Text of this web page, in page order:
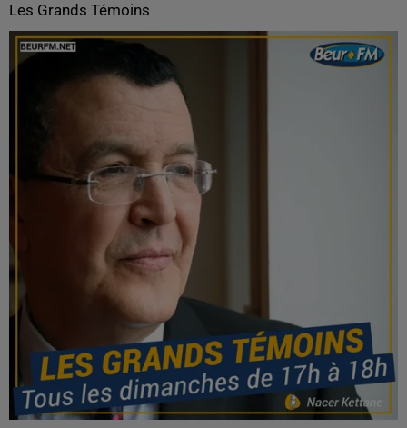
Les Grands Témoins